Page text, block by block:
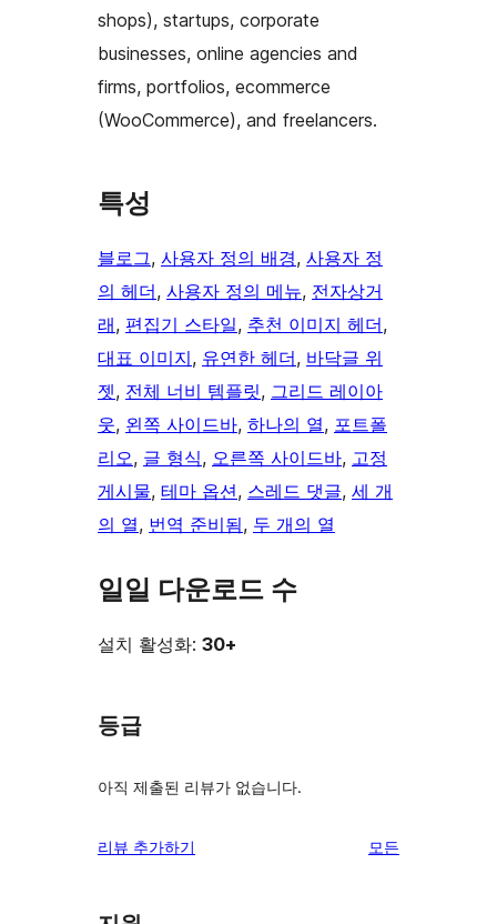
shops), startups, corporate
businesses, online agencies and
firms, portfolios, ecommerce
(WooCommerce), and freelancers.
특성
블로그, 사용자 정의 배경, 사용자 정
의 헤더, 사용자 정의 메뉴, 전자상거
래, 편집기 스타일, 추천 이미지 헤더
대표 이미지, 유연한 헤더, 바닥글 위
젯, 전체 너비 템플릿, 그리드 레이아
웃, 왼쪽 사이드바, 하나의 열, 포트폴
리오, 글 형식, 오른쪽 사이드바, 고정
게시물, 테마 옵션, 스레드 댓글, 세 개
의 열, 번역 준비됨, 두 개의 열
일일 다운로드 수
설치 활성화: 30+
등급
아직 제출된 리뷰가 없습니다.
리뷰 추가하기 모든